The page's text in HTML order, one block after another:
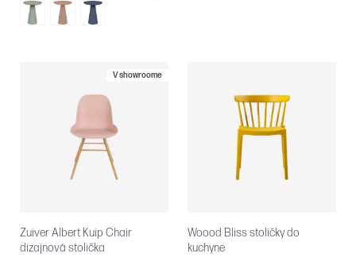
V showroome
Zuiver Albert Kuip Chair
dizajnová stolička
Woood Bliss stoličky do
kuchyne